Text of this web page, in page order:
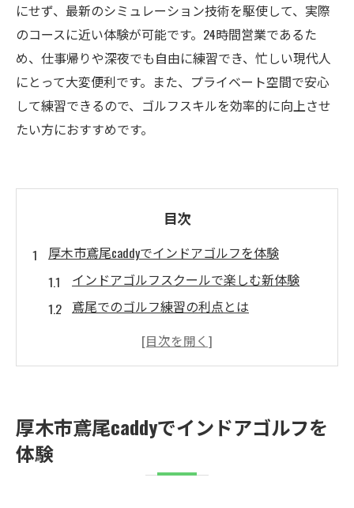
にせず、最新のシミュレーション技術を駆使して、実際
のコースに近い体験が可能です。24時間営業であるた
め、仕事帰りや深夜でも自由に練習でき、忙しい現代人
にとって大変便利です。また、プライベート空間で安心
して練習できるので、ゴルフスキルを効率的に向上させ
たい方におすすめです。
目次
厚木市鳶尾caddyでインドアゴルフを体験
インドアゴルフスクールで楽しむ新体験
鳶尾でのゴルフ練習の利点とは
Caddyが提供するゴルフの可能性
厚木市のゴルフ愛好者必見の施設
シミュレーションゴルフ練習場の魅力
インドアゴルフスクールの魅力とは
厚木市鳶尾caddyでインドアゴルフを
体験